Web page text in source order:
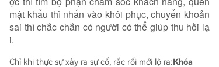
mật khẩu thì nhấn vào khôi phục, chuyển khoản
sai thì chắc chắn có người có thể giúp thu hồi lạ
i.
Chỉ khi thực sự xảy ra sự cố, rắc rối mới lộ ra:Khóa